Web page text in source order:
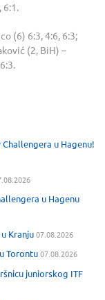
6:1.
(6) 6:3, 4:6, 6:3;
(2, BiH) –
u Hagenu!
u Hagenu
Kranju07.08.2026
Torontu07.08.2026
juniorskog ITF